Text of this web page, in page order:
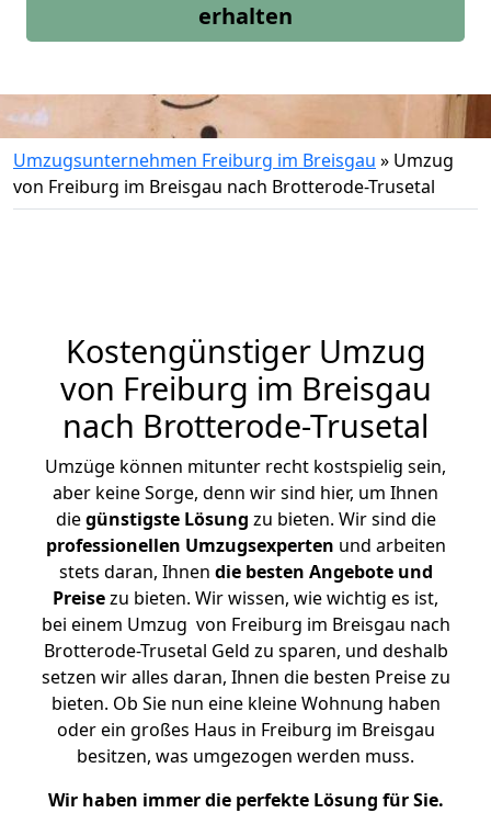
erhalten
Umzugsunternehmen Freiburg im Breisgau » Umzug
von Freiburg im Breisgau nach Brotterode-Trusetal
Kostengünstiger Umzug
von Freiburg im Breisgau
nach Brotterode-Trusetal
Umzüge können mitunter recht kostspielig sein,
aber keine Sorge, denn wir sind hier, um Ihnen
diegünstigste Lösung zu bieten. Wir sind die
professionellen Umzugsexperten und arbeiten
stets daran, Ihnen die besten Angebote und
Preisezu bieten. Wir wissen, wie wichtig es ist,
bei einem Umzug von Freiburg im Breisgau nach
Brotterode-Trusetal Geld zu sparen, und deshalb
setzen wir alles daran, Ihnen die besten Preise zu
bieten. Ob Sie nun eine kleine Wohnung haben
oder ein großes Haus in Freiburg im Breisgau
besitzen, was umgezogen werden muss.
Wir haben immer die perfekte Lösung für Sie.